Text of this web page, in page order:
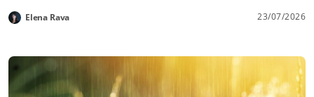
Elena Rava 23/07/2026